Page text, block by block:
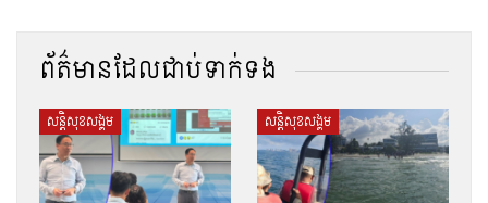
ព័ត៌មានដែលជាប់ទាក់ទង
សន្តិសុខសង្គម សន្តិសុខសង្គម